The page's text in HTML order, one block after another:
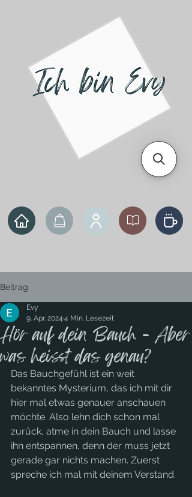
Beitrag
Hör auf dein Bauch - Aber
was heisst das genau?
Evy
9. Apr. 2024 4 Min. Lesezeit
Das Bauchgefühl ist ein weit
bekanntes Mysterium, das ich mit dir
hier mal etwas genauer anschauen
möchte. Also lehn dich schon mal
zurück, atme in dein Bauch und lasse
ihn entspannen, denn der muss jetzt
gerade gar nichts machen. Zuerst
spreche ich mal mit deinem Verstand.